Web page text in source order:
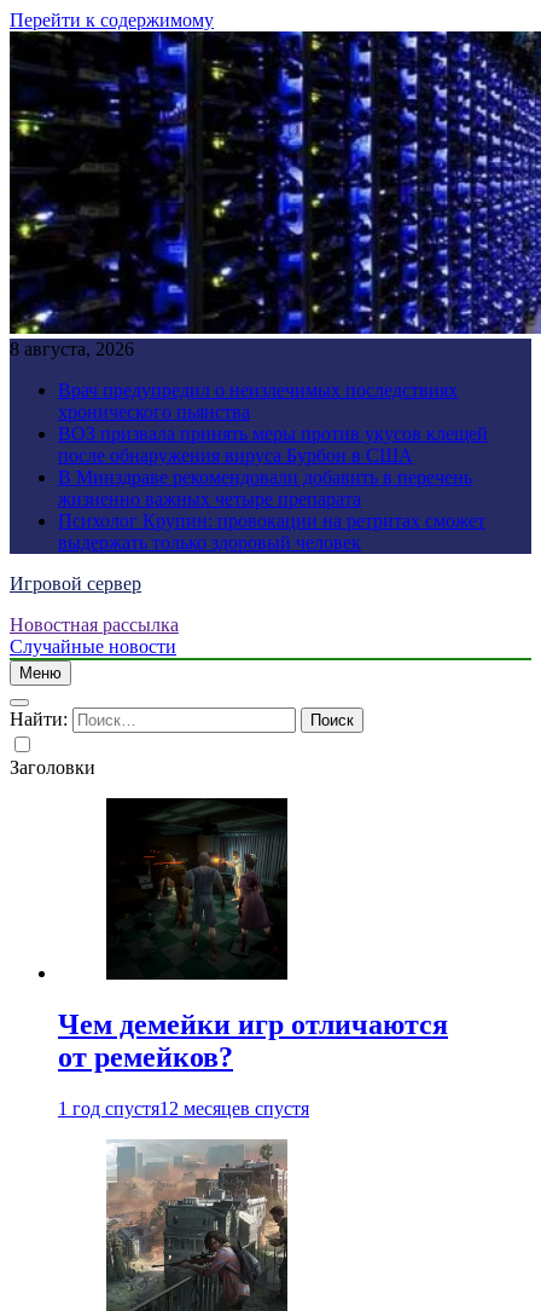
Перейти к содержимому
8 августа, 2026
Врач предупредил о неизлечимых последствиях
хронического пьянства
ВОЗ призвала принять меры против укусов клещей
после обнаружения вируса Бурбон в США
В Минздраве рекомендовали добавить в перечень
жизненно важных четыре препарата
Психолог Крупин: провокации на ретритах сможет
выдержать только здоровый человек
Игровой сервер
Новостная рассылка
Случайные новости
Меню
Найти:
Заголовки
Чем демейки игр отличаются
от ремейков?
1 год спустя12 месяцев спустя